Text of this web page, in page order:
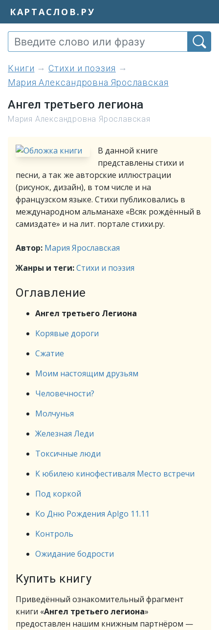
КАРТАСЛОВ.РУ
книги
Стихи и поэзия
Мария Александровна Ярославская
Ангел третьего легиона
Мария Александровна Ярославская
В данной книге
представлены стихи и
песни, а так же авторские иллюстрации
(рисунок, дизайн), в том числе и на
французском языке. Стихи публиковались в
международном альманахе «Всяк рождённый в
самиздате» и на лит. портале стихи.ру.
Автор: Мария Ярославская
Жанры и теги:Стихи и поэзия
Оглавление
Ангел третьего Легиона
Корявые дороги
Сжатие
Моим настоящим друзьям
Человечности?
Молчунья
Железная Леди
Токсичные люди
К юбилею кинофестиваля Место встречи
Под коркой
Ко Дню Рождения Aplgo 11.11
Контроль
Ожидание бодрости
Купить книгу
Приведённый ознакомительный фрагмент
книги «Ангел третьего легиона»
предоставлен нашим книжным партнёром —